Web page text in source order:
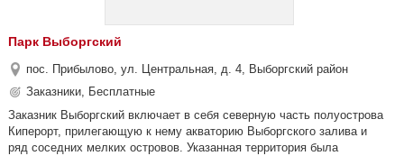
Парк Выборгский
пос. Прибылово, ул. Центральная, д. 4, Выборгский район
Заказники, Бесплатные
Заказник Выборгский включает в себя северную часть полуострова
Киперорт, прилегающую к нему акваторию Выборгского залива и
ряд соседних мелких островов. Указанная территория была